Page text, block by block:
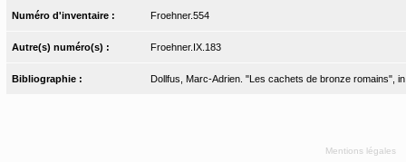
Numéro d'inventaire : Froehner.554
Autre(s) numéro(s) : Froehner.IX.183
Bibliographie : Dollfus, Marc-Adrien. "Les cachets de bronze romains",
Mentions légales